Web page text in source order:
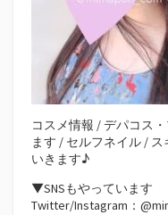
コスメ情報 / デパコス
ます / セルフネイル /
いきます♪
▼SNSもやっています
Twitter/Instagram：